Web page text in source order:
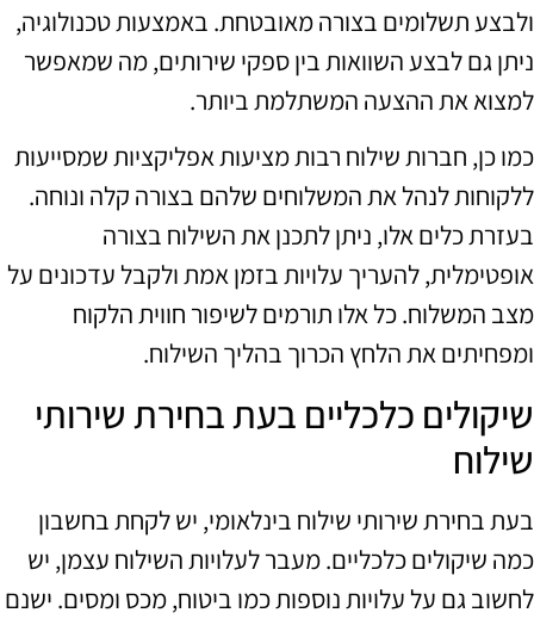
ולבצע תשלומים בצורה מאובטחת. באמצעות טכנולוגיה,
ניתן גם לבצע השוואות בין ספקי שירותים, מה שמאפשר
למצוא את ההצעה המשתלמת ביותר.
כמו כן, חברות שילוח רבות מציעות אפליקציות שמסייעות
ללקוחות לנהל את המשלוחים שלהם בצורה קלה ונוחה.
בעזרת כלים אלו, ניתן לתכנן את השילוח בצורה
אופטימלית, להעריך עלויות בזמן אמת ולקבל עדכונים על
מצב המשלוח. כל אלו תורמים לשיפור חווית הלקוח
ומפחיתים את הלחץ הכרוך בהליך השילוח.
שיקולים כלכליים בעת בחירת שירותי
שילוח
בעת בחירת שירותי שילוח בינלאומי, יש לקחת בחשבון
כמה שיקולים כלכליים. מעבר לעלויות השילוח עצמן, יש
לחשוב גם על עלויות נוספות כמו ביטוח, מכס ומסים. ישנם